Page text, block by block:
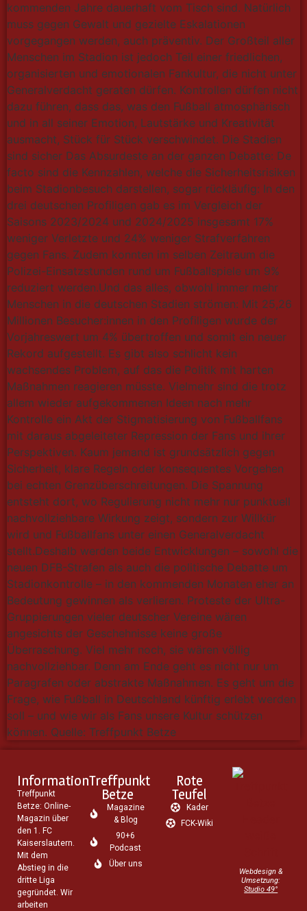
kommenden Jahre dauerhaft vom Tisch sind. Natürlich
muss gegen Gewalt und gezielte Eskalationen
vorgegangen werden, auch präventiv. Der Großteil aller
Menschen im Stadion ist jedoch Teil einer friedlichen,
organisierten und emotionalen Fankultur, die nicht unter
Generalverdacht geraten dürfen. Kontrollen dürfen nicht
dazu führen, dass das, was den Fußball atmosphärisch
und in all seiner Emotion, Lautstärke und Kreativität
ausmacht, Stück für Stück verschwindet. Die Stadien
sind sicher Das Absurdeste an der ganzen Debatte: De
facto sind die Kennzahlen, welche die Sicherheitsrisiken
beim Stadionbesuch darstellen, sogar rückläufig: In den
drei deutschen Profiligen gab es im Vergleich der
Saisons 2023/2024 und 2024/2025 insgesamt 17%
weniger Verletzte und 24% weniger Strafverfahren
gegen Fans. Zudem konnten im selben Zeitraum die
Polizei-Einsatzstunden rund um Fußballspiele um 9%
reduziert werden.Und das alles, obwohl immer mehr
Menschen in die deutschen Stadien strömen: Mit 25,26
Millionen Besucher:innen in den Profiligen wurde der
Vorjahreswert um 4% übertroffen und somit ein neuer
Rekord aufgestellt. Es gibt also schlicht kein
wachsendes Problem, auf das die Politik mit harten
Maßnahmen reagieren müsste. Vielmehr sind die trotz
allem wieder aufgekommenen Ideen nach mehr
Kontrolle ein Akt der Stigmatisierung von Fußballfans
mit daraus abgeleiteter Repression der Fans und ihrer
Perspektiven. Kaum jemand ist grundsätzlich gegen
Sicherheit, klare Regeln oder konsequentes Vorgehen
bei echten Grenzüberschreitungen. Die Spannung
entsteht dort, wo Regulierung nicht mehr nur punktuell
nachvollziehbare Wirkung zeigt, sondern zur Willkür
wird und Fußballfans unter einen Generalverdacht
stellt.Deshalb werden beide Entwicklungen – sowohl die
neuen DFB-Strafen als auch die politische Debatte um
Stadionkontrolle – in den kommenden Monaten eher an
Bedeutung gewinnen als verlieren. Proteste der Ultra-
Gruppierungen vieler deutscher Vereine wären
angesichts der Geschehnisse keine große
Überraschung. Viel mehr noch, sie wären völlig
nachvollziehbar. Denn am Ende geht es nicht nur um
Paragrafen oder abstrakte Maßnahmen. Es geht um die
Frage, wie Fußball in Deutschland künftig erlebt werden
soll – und wie wir als Fans unsere Kultur schützen
können. Quelle: Treffpunkt Betze
Information
Treffpunkt
Betze: Online-
Magazin über
den 1. FC
Kaiserslautern.
Mit dem
Abstieg in die
dritte Liga
gegründet. Wir
arbeiten
Treffpunkt
Betze
Magazine
& Blog
90+6
Podcast
Über uns
Rote
Teufel
Kader
FCK-Wiki
Webdesign &
Umsetzung:
Studio 49°